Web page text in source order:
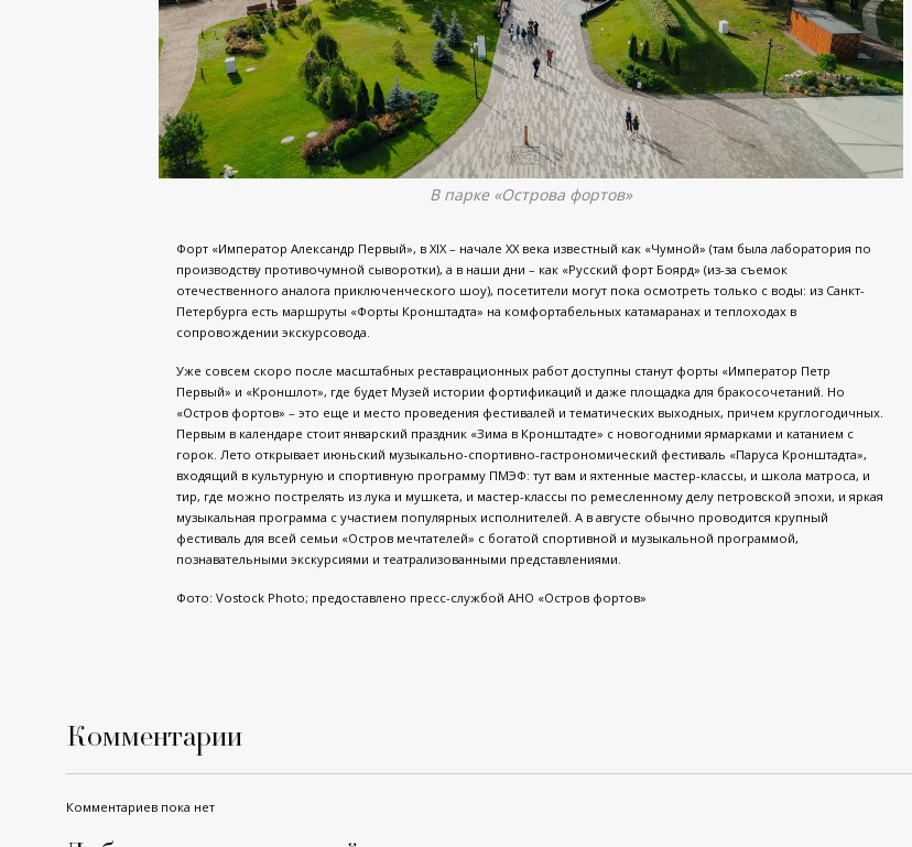
В парке «Острова фортов»
Форт «Император Александр Первый», в XIX – начале XX века известный как «Чумной» (там была лаборатория по
производству противочумной сыворотки), а в наши дни – как «Русский форт Боярд» (из-за съемок
отечественного аналога приключенческого шоу), посетители могут пока осмотреть только с воды: из Санкт-
Петербурга есть маршруты «Форты Кронштадта» на комфортабельных катамаранах и теплоходах в
сопровождении экскурсовода.
Уже совсем скоро после масштабных реставрационных работ доступны станут форты «Император Петр
Первый» и «Кроншлот», где будет Музей истории фортификаций и даже площадка для бракосочетаний. Но
«Остров фортов» – это еще и место проведения фестивалей и тематических выходных, причем круглогодичных.
Первым в календаре стоит январский праздник «Зима в Кронштадте» с новогодними ярмарками и катанием с
горок. Лето открывает июньский музыкально-спортивно-гастрономический фестиваль «Паруса Кронштадта»,
входящий в культурную и спортивную программу ПМЭФ: тут вам и яхтенные мастер-классы, и школа матроса, и
тир, где можно пострелять из лука и мушкета, и мастер-классы по ремесленному делу петровской эпохи, и яркая
музыкальная программа с участием популярных исполнителей. А в августе обычно проводится крупный
фестиваль для всей семьи «Остров мечтателей» с богатой спортивной и музыкальной программой,
познавательными экскурсиями и театрализованными представлениями.
Фото: Vostock Photo; предоставлено пресс-службой АНО «Остров фортов»
Комментарии
Комментариев пока нет